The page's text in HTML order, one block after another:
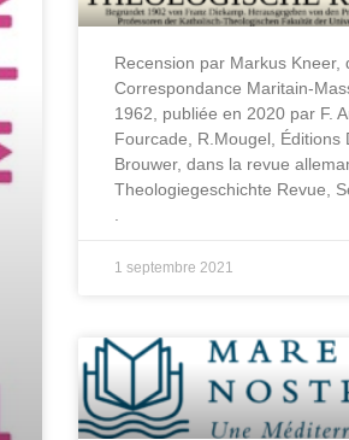
Recension par Markus Kneer,
Correspondance Maritain-
1962, publiée en 2020 par F.
Fourcade, R.Mougel, Éditions
Brouwer, dans la revue
Theologiegeschichte Revue,
1 septembre 2021